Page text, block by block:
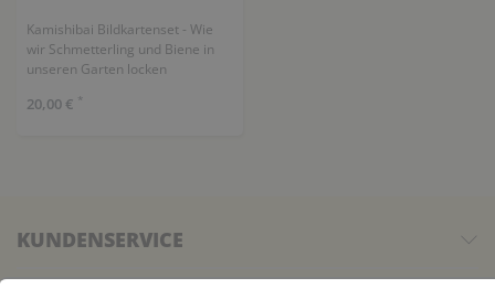
Kamishibai Bildkartenset - Wie
wir Schmetterling und Biene in
unseren Garten locken
20,00 € *
KUNDENSERVICE